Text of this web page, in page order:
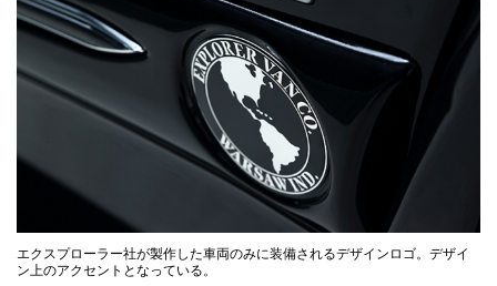
エクスプローラー社が製作した車両のみに装備されるデザインロゴ。デザイ
ン上のアクセントとなっている。